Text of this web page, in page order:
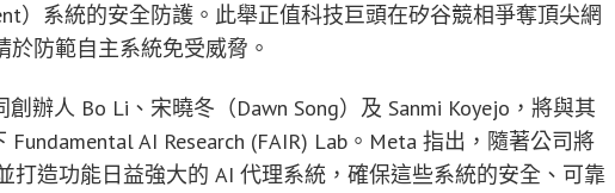
）系統的安全防護。此舉正值科技巨頭在矽谷競相爭奪頂尖網
防範自主系統免受威脅。
辦人 Bo Li、宋曉冬（Dawn Song）及 Sanmi Koyejo，將與其
AI Research (FAIR) Lab。Meta 指出，隨著公司將
打造功能日益強大的 AI 代理系統，確保這些系統的安全、可靠